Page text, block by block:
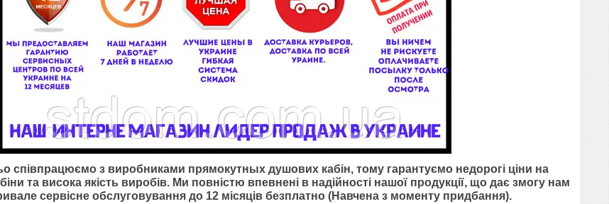
співпрацюємо з виробниками прямокутных душових кабін, тому гарантуємо недорогі ціни на
та висока якість виробів. Ми повністю впевнені в надійності нашої продукції, що дає змогу нам
сервісне обслуговування до 12 місяців безплатно (Навчена з моменту придбання).